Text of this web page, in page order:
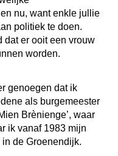
nu, want enkle jullie
politiek te doen.
dat er ooit een vrouw
worden.
genoegen dat ik
als burgemeester
Brènienge’, waar
ik vanaf 1983 mijn
de Groenendijk.